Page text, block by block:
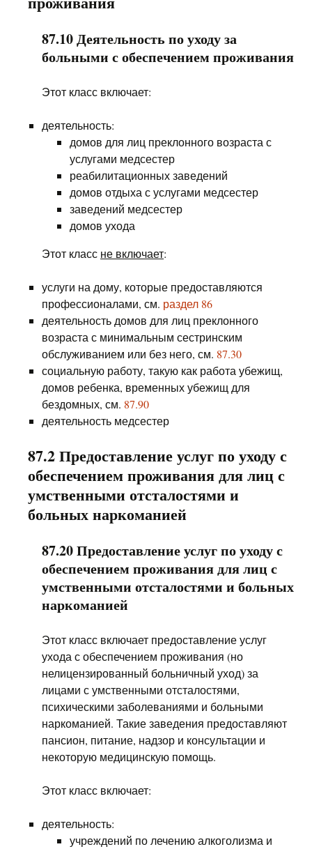
87.10 Деятельность по уходу за
больными с обеспечением проживания
Этот класс включает:
деятельность:
домов для лиц преклонного возраста с
услугами медсестер
реабилитационных заведений
домов отдыха с услугами медсестер
заведений медсестер
домов ухода
Этот класс не включает:
услуги на дому, которые предоставляются
профессионалами, см. раздел 86
деятельность домов для лиц преклонного
возраста с минимальным сестринским
обслуживанием или без него, см. 87.30
социальную работу, такую как работа убежищ,
домов ребенка, временных убежищ для
бездомных, см. 87.90
деятельность медсестер
87.2 Предоставление услуг по уходу с
обеспечением проживания для лиц с
умственными отсталостями и
больных наркоманией
87.20 Предоставление услуг по уходу с
обеспечением проживания для лиц с
умственными отсталостями и больных
наркоманией
Этот класс включает предоставление услуг
ухода с обеспечением проживания (но
нелицензированный больничный уход) за
лицами с умственными отсталостями,
психическими заболеваниями и больными
наркоманией. Такие заведения предоставляют
пансион, питание, надзор и консультации и
некоторую медицинскую помощь.
Этот класс включает:
деятельность:
учреждений по лечению алкоголизма и